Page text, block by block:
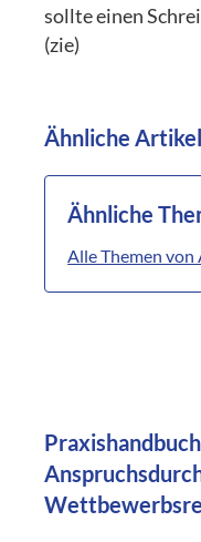
sollte einen
(zie)
Ähnliche Artikel
Ähnliche
Alle Themen von
Praxishandbuch